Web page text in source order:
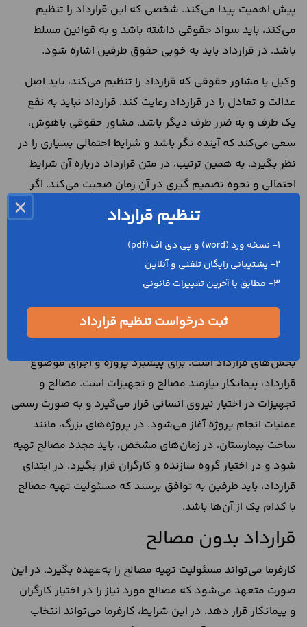
پیش اهمیت پیدا می‌کند. شخصی که این قرارداد را تنظیم
می‌کند، باید سواد حقوقی داشته باشد و به قوانین مسلط
باشد. در قرارداد باید به خوبی حقوق طرفین اشاره شود.
وکیل یا مشاور حقوقی که قرارداد را تنظیم می‌کند، باید اصل
عدالت و تعادل را در قرارداد رعایت کند. قرارداد نباید به نفع
یک طرف و به ضرر طرف دیگر باشد. مشاور حقوقی باهوش،
سعی می‌کند که آینده نگر باشد و شرایط احتمالی بسیاری را در
نظر بگیرد. به همین ترتیب، در متن قرارداد درباره آن شرایط
احتمالی و نحوه تصمیم گیری در آن زمان صحبت می‌کند. اگر
متن قرارداد با دقت تنظیم شده باشد، علاوه بر اعتبار و ضمانت
معامله، از بسیاری از اختلافات و مشکلات میان طرفین قرارداد
نیز جلوگیری می‌کند.
تامین مصالح و تجهیزات در
قرارداد ساخت بیمارستان
تامین مصالح برای قراردادهای پیمانکاری ساخت، از مهمترین
بخش‌های قرارداد است. برای پیشبرد پروژه و اجرای موضوع
قرارداد، پیمانکار نیازمند مصالح و تجهیزات است. مصالح و
تجهیزات در اختیار نیروی انسانی قرار می‌گیرد و به صورت رسمی
عملیات انجام پروژه آغاز می‌شود. در پروژه‌های بزرگ، مانند
ساخت بیمارستان، در زمان‌های مشخص، باید مجدد مصالح تهیه
شود و در اختیار گروه سازنده و کارگران قرار بگیرد. در ابتدای
قرارداد، باید طرفین به توافق برسند که مسئولیت تهیه مصالح
با کدام یک از آن‌ها باشد.
قرارداد بدون مصالح
کارفرما می‌تواند مسئولیت تهیه مصالح را به‌عهده بگیرد. در این
صورت متعهد می‌شود که مصالح مورد نیاز را در اختیار کارگران
و پیمانکار قرار دهد. در این شرایط، کارفرما می‌تواند انتخاب
× تنظیم قرارداد
1- نسخه ورد (word) و پی دی اف (pdf)
2- پشتیبانی رایگان تلفنی و آنلاین
3- مطابق با آخرین تغییرات قانونی
ثبت درخواست تنظیم قرارداد